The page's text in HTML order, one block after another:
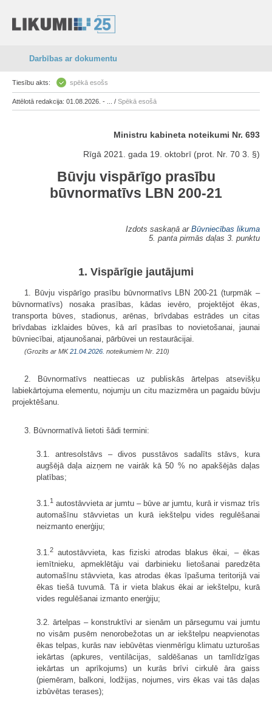
Darbības ar dokumentu
Tiesību akts: spēkā esošs
Attēlotā redakcija: 01.08.2026. - ... / Spēkā esošā
Ministru kabineta noteikumi Nr. 693
Rīgā 2021. gada 19. oktobrī (prot. Nr. 70 3. §)
Būvju vispārīgo prasību
būvnormatīvs LBN 200-21
Izdots saskaņā ar Būvniecības likuma
5. panta pirmās daļas 3. punktu
1. Vispārīgie jautājumi
1. Būvju vispārīgo prasību būvnormatīvs LBN 200-21 (turpmāk –
būvnormatīvs) nosaka prasības, kādas ievēro, projektējot ēkas,
transporta būves, stadionus, arēnas, brīvdabas estrādes un citas
brīvdabas izklaides būves, kā arī prasības to novietošanai, jaunai
būvniecībai, atjaunošanai, pārbūvei un restaurācijai.
(Grozīts ar MK21.04.2026. noteikumiem Nr. 210)
2. Būvnormatīvs neattiecas uz publiskās ārtelpas atsevišķu
labiekārtojuma elementu, nojumju un citu mazizmēra un pagaidu būvju
projektēšanu.
3. Būvnormatīvā lietoti šādi termini:
3.1. antresolstāvs – divos pusstāvos sadalīts stāvs, kura
augšējā daļa aizņem ne vairāk kā 50 % no apakšējās daļas
platības;
3.1. 1 autostāvvieta ar jumtu – būve ar jumtu, kurā ir vismaz trīs
automašīnu stāvvietas un kurā iekštelpu vides regulēšanai
neizmanto enerģiju;
3.1.2 autostāvvieta, kas fiziski atrodas blakus ēkai, – ēkas
iemītnieku, apmeklētāju vai darbinieku lietošanai paredzēta
automašīnu stāvvieta, kas atrodas ēkas īpašuma teritorijā vai
ēkas tiešā tuvumā. Tā ir vieta blakus ēkai ar iekštelpu, kurā
vides regulēšanai izmanto enerģiju;
3.2. ārtelpas – konstruktīvi ar sienām un pārsegumu vai jumtu
no visām pusēm nenorobežotas un ar iekštelpu neapvienotas
ēkas telpas, kurās nav iebūvētas vienmērīgu klimatu uzturošas
iekārtas (apkures, ventilācijas, saldēšanas un tamlīdzīgas
iekārtas un aprīkojums) un kurās brīvi cirkulē āra gaiss
(piemēram, balkoni, lodžijas, nojumes, virs ēkas vai tās daļas
izbūvētas terases);